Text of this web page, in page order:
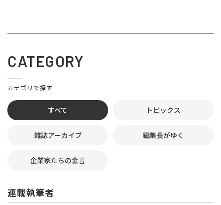
CATEGORY
カテゴリで探す
すべて トピックス
雑誌アーカイブ 編集長がゆく
企業家たちの金言
連載執筆者